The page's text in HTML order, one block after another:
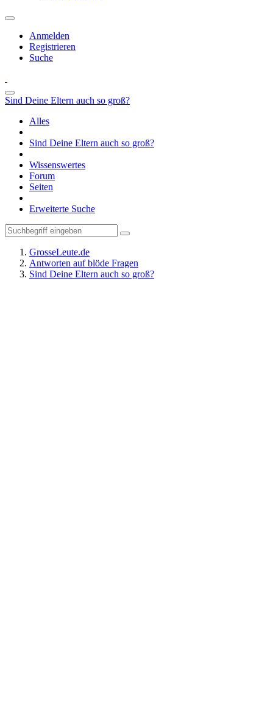
Anmelden
Registrieren
Suche
Sind Deine Eltern auch so groß?
Alles
Sind Deine Eltern auch so groß?
Wissenswertes
Forum
Seiten
Erweiterte Suche
GrosseLeute.de
Antworten auf blöde Fragen
Sind Deine Eltern auch so groß?